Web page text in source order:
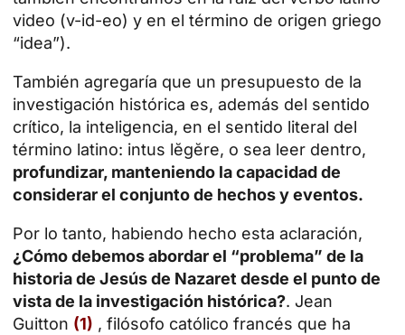
video (v-id-eo) y en el término de origen griego
“idea”).
También agregaría que un presupuesto de la
investigación histórica es, además del sentido
crítico, la inteligencia, en el sentido literal del
término latino: intus lĕgĕre, o sea leer dentro,
profundizar, manteniendo la capacidad de
considerar el conjunto de hechos y eventos.
Por lo tanto, habiendo hecho esta aclaración,
¿Cómo debemos abordar el “problema” de la
historia de Jesús de Nazaret desde el punto de
vista de la investigación histórica?. Jean
Guitton (1) , filósofo católico francés que ha